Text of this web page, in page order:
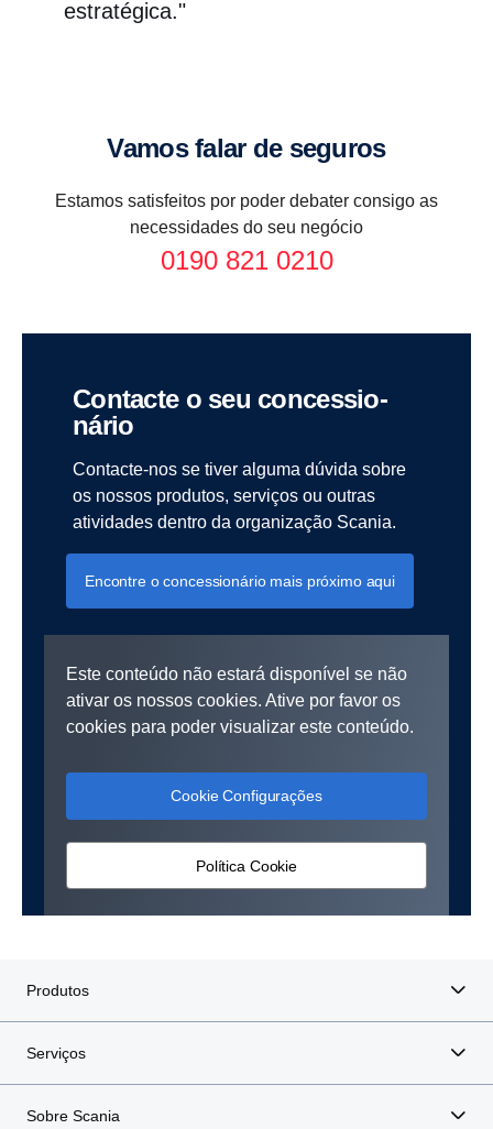
pagar quaisquer valores em dívida relacionados
protegendo a sua empresa e a sua família.
estratégica."
Vamos falar de seguros
Estamos satisfeitos por poder debater consigo as
necessidades do seu negócio
0190 821 0210
Contacte o seu conces­si­o­
nário
Contacte-nos se tiver alguma dúvida sobre
os nossos produtos, serviços ou outras
atividades dentro da organização Scania.
Encontre o concessionário mais próximo aqui
Este conteúdo não estará disponível se não
ativar os nossos cookies. Ative por favor os
cookies para poder visualizar este conteúdo.
Cookie Configurações
Política Cookie
Produtos
Serviços
Sobre Scania